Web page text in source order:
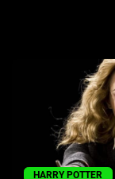
HARRY POTTER